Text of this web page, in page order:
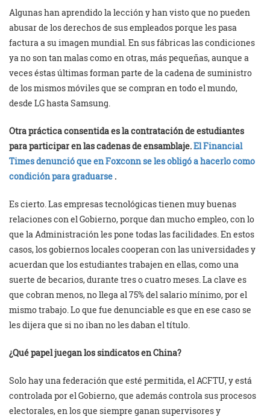
Algunas han aprendido la lección y han visto que no pueden
abusar de los derechos de sus empleados porque les pasa
factura a su imagen mundial. En sus fábricas las condiciones
ya no son tan malas como en otras, más pequeñas, aunque a
veces éstas últimas forman parte de la cadena de suministro
de los mismos móviles que se compran en todo el mundo,
desde LG hasta Samsung.
Otra práctica consentida es la contratación de estudiantes
para participar en las cadenas de ensamblaje.El Financial
Times denunció que en Foxconn se les obligó a hacerlo como
condición para graduarse .
Es cierto. Las empresas tecnológicas tienen muy buenas
relaciones con el Gobierno, porque dan mucho empleo, con lo
que la Administración les pone todas las facilidades. En estos
casos, los gobiernos locales cooperan con las universidades y
acuerdan que los estudiantes trabajen en ellas, como una
suerte de becarios, durante tres o cuatro meses. La clave es
que cobran menos, no llega al 75% del salario mínimo, por el
mismo trabajo. Lo que fue denunciable es que en ese caso se
les dijera que si no iban no les daban el título.
¿Qué papel juegan los sindicatos en China?
Solo hay una federación que esté permitida, el ACFTU, y está
controlada por el Gobierno, que además controla sus procesos
electorales, en los que siempre ganan supervisores y